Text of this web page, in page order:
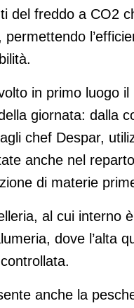
del freddo a CO2
permettendo
in primo luogo
giornata: dalla
chef Despar,
anche nel
di materie
al cui interno
dove l’alta
anche la